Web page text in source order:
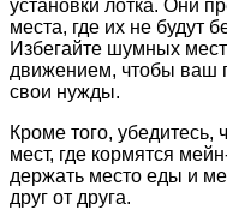
установки лотка. Они
места, где их не будут
Избегайте шумных
движением, чтобы ваш
свои нужды.
Кроме того, убедитесь,
мест, где кормятся
держать место еды и
друг от друга.